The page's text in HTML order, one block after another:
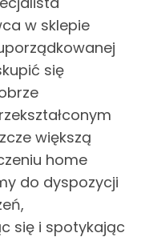
w sklepie
się
większą
home
do dyspozycji
się i spotykając